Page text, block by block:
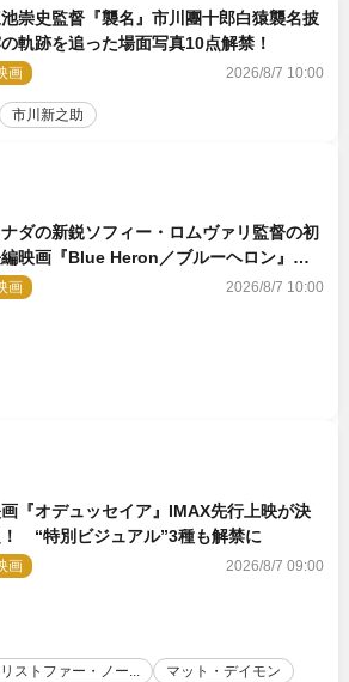
崇史監督『襲名』市川團十郎白猿襲名披
軌跡を追った場面写真10点解禁！
画 2026/8/7 10:00
市川新之助
ダの新鋭ソフィー・ロムヴァリ監督の初
映画『Blue Heron／ブルーヘロン』
公開
画 2026/8/7 10:00
『オデュッセイア』IMAX先行上映が決
“特別ビジュアル”3種も解禁に
画 2026/8/7 09:00
ストファー・ノー... マット・デイモン